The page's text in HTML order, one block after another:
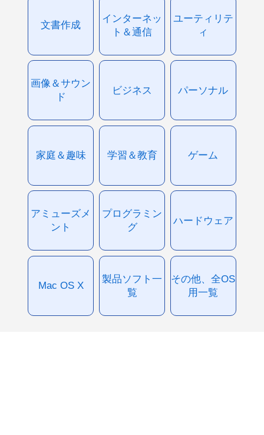
文書作成
インターネッ
ト＆通信
ユーティリテ
ィ
画像＆サウン
ド
ビジネス パーソナル
家庭＆趣味 学習＆教育 ゲーム
アミューズメ
ント
プログラミン
グ
ハードウェア
Mac OS X
製品ソフト一
覧
その他、全OS
用一覧